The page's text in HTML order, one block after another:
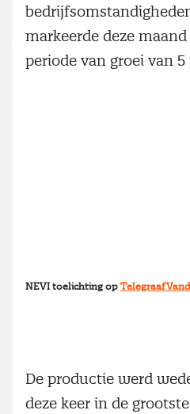
markeerde deze
periode van groei van
NEVI toelichting op
De productie werd
deze keer in de